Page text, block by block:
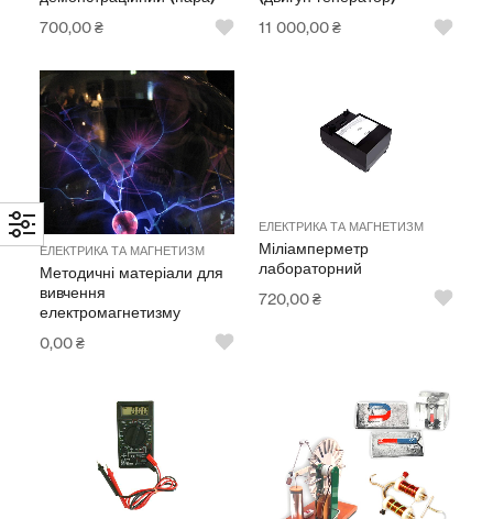
700,00₴ 11 000,00₴
ЕЛЕКТРИКА ТА МАГНЕТИЗМ
Методичні матеріали для
вивчення
електромагнетизму
0,00₴
ЕЛЕКТРИКА ТА МАГНЕТИЗМ
Міліамперметр
лабораторний
720,00₴